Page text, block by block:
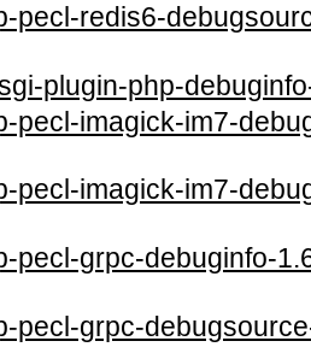
pecl-redis6-
plugin-php-
pecl-imagick-im7-
pecl-imagick-im7-
pecl-grpc-debuginfo-
pecl-grpc-